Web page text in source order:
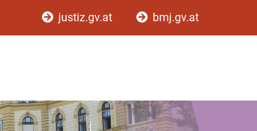
justiz.gv.at bmj.gv.at